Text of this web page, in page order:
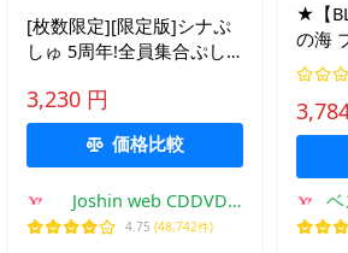
[枚数限定][限定版]シナぷ
しゅ 5周年!全員集合ぷし
DVD】/子供向け[DVD]
【返品種別A】
3,230 円
価格比較
Joshin web CDDVD
Yahoo!店
4.75 (48,742件)
★【
の海
ット